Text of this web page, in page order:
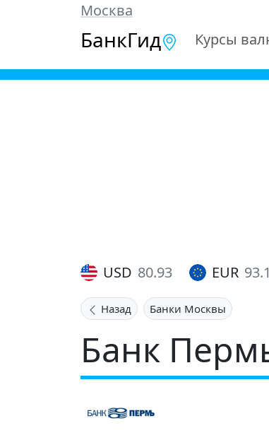
Москва
БанкГид Курсы
USD 80.93 EUR
Назад Банки Москвы
Банк